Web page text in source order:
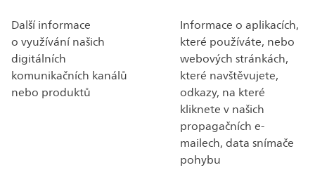
Další informace
o využívání našich
digitálních
komunikačních kanálů
nebo produktů
Informace o aplikacích,
které používáte, nebo
webových stránkách,
které navštěvujete,
odkazy, na které
kliknete v našich
propagačních e-
mailech, data snímače
pohybu